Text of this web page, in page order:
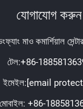
যোগাযোগ করুন
মাও কমার্শিয়াল
টেল:+86-
ইমেইল:[email
মোবাইল: +86-